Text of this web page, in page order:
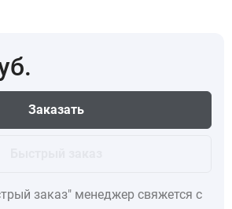
Заказать
заказ" менеджер свяжется с